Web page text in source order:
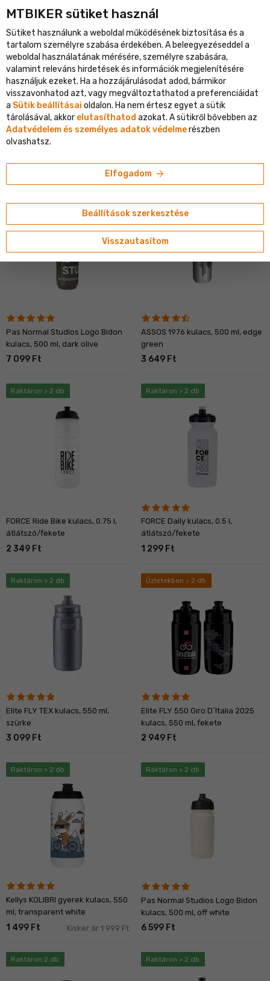
legnagyobb kerékpáros portálja
shopping_cart person menu
Keresés search
Shopnavigate_nextKiegészítőknavigate_nextKulacsoknavigate_nextKulacsok
KERÉKPÁROS KULACSOK ÉS BIDONOK
Raktáron > 2 db
Pas Normal Studios Logo Bidon
kulacs, 500 ml, dark olive
7 099 Ft
Raktáron > 2 db
ASSOS 1976 kulacs, 500 ml, edge
green
3 649 Ft
Raktáron > 2 db
FORCE Ride Bike kulacs, 0.75 l,
átlátszó/fekete
2 349 Ft
Raktáron > 2 db
FORCE Daily kulacs, 0.5 l,
átlátszó/fekete
1 299 Ft
Raktáron > 2 db
Elite FLY TEX kulacs, 550 ml,
szürke
3 099 Ft
Üzletekben > 2 db
Elite FLY 550 Giro D´Italia 2025
kulacs, 550 ml, fekete
2 949 Ft
Raktáron > 2 db
Kellys KOLIBRI gyerek kulacs, 550
ml, transparent white
1 499 Ft Kisker ár 1 999 Ft
Raktáron > 2 db
Pas Normal Studios Logo Bidon
kulacs, 500 ml, off white
6 599 Ft
Raktáron 2 db Raktáron > 2 db
MTBIKER sütiket használ
Sütiket használunk a weboldal működésének biztosítása és a
tartalom személyre szabása érdekében. A beleegyezéseddel a
weboldal használatának mérésére, személyre szabására,
valamint releváns hirdetések és információk megjelenítésére
használjuk ezeket. Ha a hozzájárulásodat adod, bármikor
visszavonhatod azt, vagy megváltoztathatod a preferenciáidat
a Sütik beállításai oldalon. Ha nem értesz egyet a sütik
tárolásával, akkor elutasíthatod azokat. A sütikről bővebben az
Adatvédelem és személyes adatok védelmerészben
olvashatsz.
Beállítások szerkesztése
Visszautasítom
Elfogadom arrow_forward